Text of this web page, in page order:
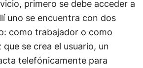
primero se debe acceder a
uno se encuentra con dos
como trabajador o como
se crea el usuario, un
telefónicamente para